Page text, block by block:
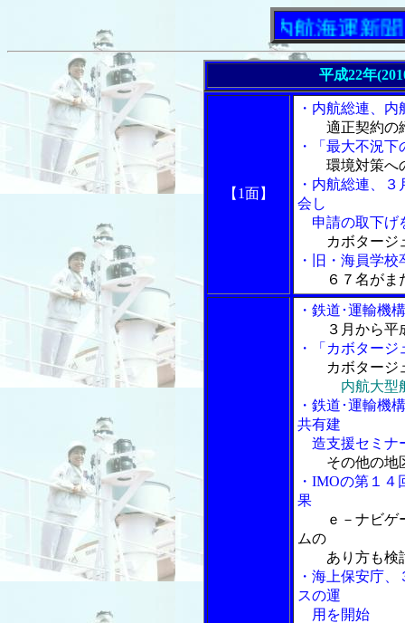
「内航海運新聞」ニュ
平成22年
【1面】
・内航総連、
適正契約の
・「最大不況
環境対策へ
・内航総連、
会し
申請の取下げ
カボタージ
・旧・海員学
６７名がま
・鉄道･運輸機
３月から
・「カボター
カボタージ
内航大
・鉄道･運輸機
共有建
造支援セミナ
その他の地
・IMOの第１
果
ｅ－ナビ
ムの
あり方も検
・海上保安庁
スの運
用を開始